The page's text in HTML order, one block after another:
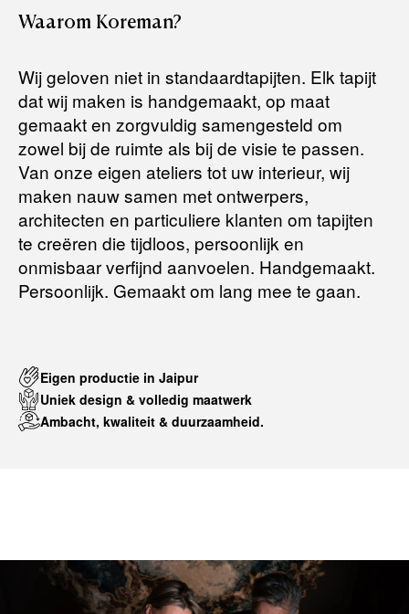
150 x 200 cm (niet direct uit voorraad leverbaar)
200 x 300 cm (niet direct uit voorraad leverbaar)
250 x 300 cm (direct uit voorraad leverbaar)
250 x 350 cm (niet direct uit voorraad leverbaar)
300 x 400 cm (niet direct uit voorraad leverbaar)
aankoopbedrag zo snel mogelijk terug, maar uiterlijkbinnen 14
dagen na herroeping .
Voor meer informatie kunt u terecht op:
Terugbetalingsbeleid
Waarom Koreman?
Wij geloven niet in standaardtapijten. Elk tapijt
dat wij maken is handgemaakt, op maat
gemaakt en zorgvuldig samengesteld om
zowel bij de ruimte als bij de visie te passen.
Van onze eigen ateliers tot uw interieur, wij
maken nauw samen met ontwerpers,
architecten en particuliere klanten om tapijten
te creëren die tijdloos, persoonlijk en
onmisbaar verfijnd aanvoelen. Handgemaakt.
Persoonlijk. Gemaakt om lang mee te gaan.
Eigen productie in Jaipur
Uniek design & volledig maatwerk
Ambacht, kwaliteit & duurzaamheid.